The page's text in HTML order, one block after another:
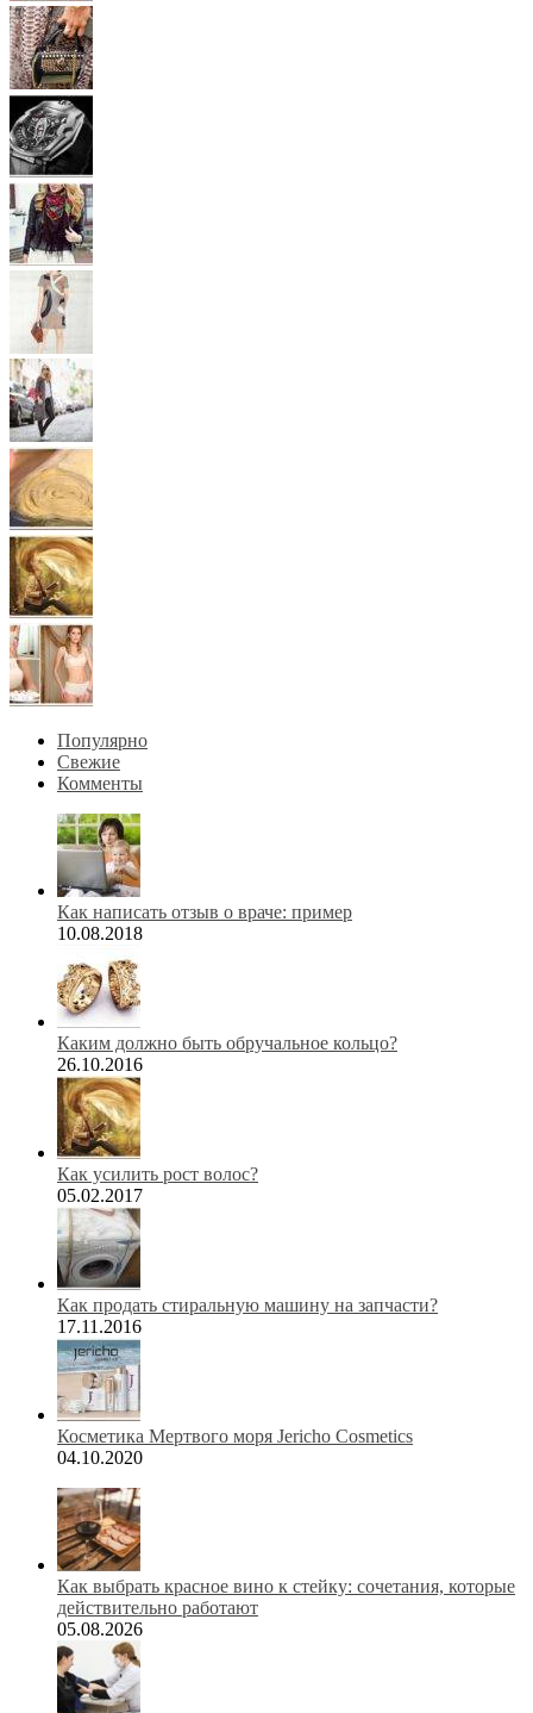
Популярно
Свежие
Комменты
Как написать отзыв о враче: пример
10.08.2018
Каким должно быть обручальное кольцо?
26.10.2016
Как усилить рост волос?
05.02.2017
Как продать стиральную машину на запчасти?
17.11.2016
Косметика Мертвого моря Jericho Cosmetics
04.10.2020
Как выбрать красное вино к стейку: сочетания, которые
действительно работают
05.08.2026